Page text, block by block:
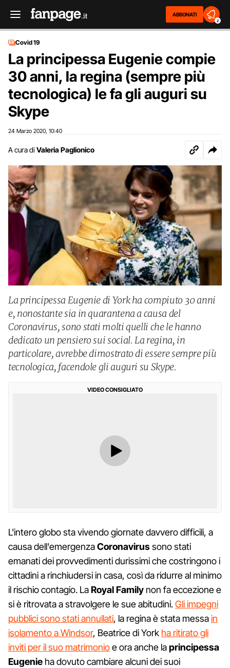
ABBONATI
2
Covid 19
La principessa Eugenie compie
30 anni, la regina (sempre più
tecnologica) le fa gli auguri su
Skype
24 Marzo 2020 10:40
A cura di Valeria Paglionico
La principessa Eugenie di York ha compiuto 30 anni
e, nonostante sia in quarantena a causa del
Coronavirus, sono stati molti quelli che le hanno
dedicato un pensiero sui social. La regina, in
particolare, avrebbe dimostrato di essere sempre più
tecnologica, facendole gli auguri su Skype.
VIDEO CONSIGLIATO
L'intero globo sta vivendo giornate davvero difficili, a
causa dell'emergenzaCoronavirussono stati
emanati dei provvedimenti durissimi che costringono i
cittadini a rinchiudersi in casa, così da ridurre al minimo
il rischio contagio. LaRoyal Family non fa eccezione e
si è ritrovata a stravolgere le sue abitudini.Gli impegni
pubblici sono stati annullati, la regina è stata messain
isolamento a Windsor, Beatrice di York ha ritirato gli
inviti per il suo matrimonioe ora anche laprincipessa
Eugenie ha dovuto cambiare alcuni dei suoi